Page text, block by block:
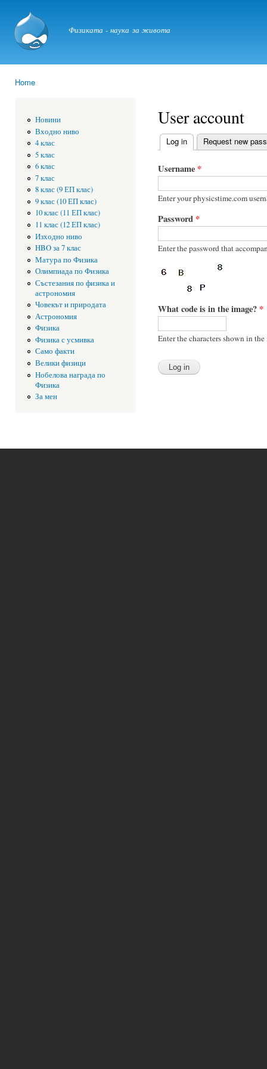
physicstime.com
Физиката - наука за живота
Home
Новини
Входно ниво
4 клас
5 клас
6 клас
7 клас
8 клас (9 ЕП клас)
9 клас (10 ЕП клас)
10 клас (11 ЕП клас)
11 клас (12 ЕП клас)
Изходно ниво
HBO за 7 клас
Матура по Физика
Олимпиада по Физика
Състезания по физика и
астрономия
Човекът и природата
Астрономия
Физика
Физика с усмивка
Само факти
Велики физици
Нобелова награда по
Физика
За мен
User account
Primary tabs
Log in(active tab)
Request new
Username *
Enter your physicstime.com
Password *
Enter the password that
What code is in the image? *
Enter the characters shown in the